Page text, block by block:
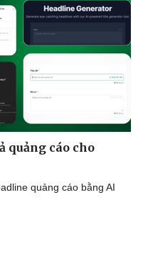
quảng cáo cho
quảng cáo bằng AI